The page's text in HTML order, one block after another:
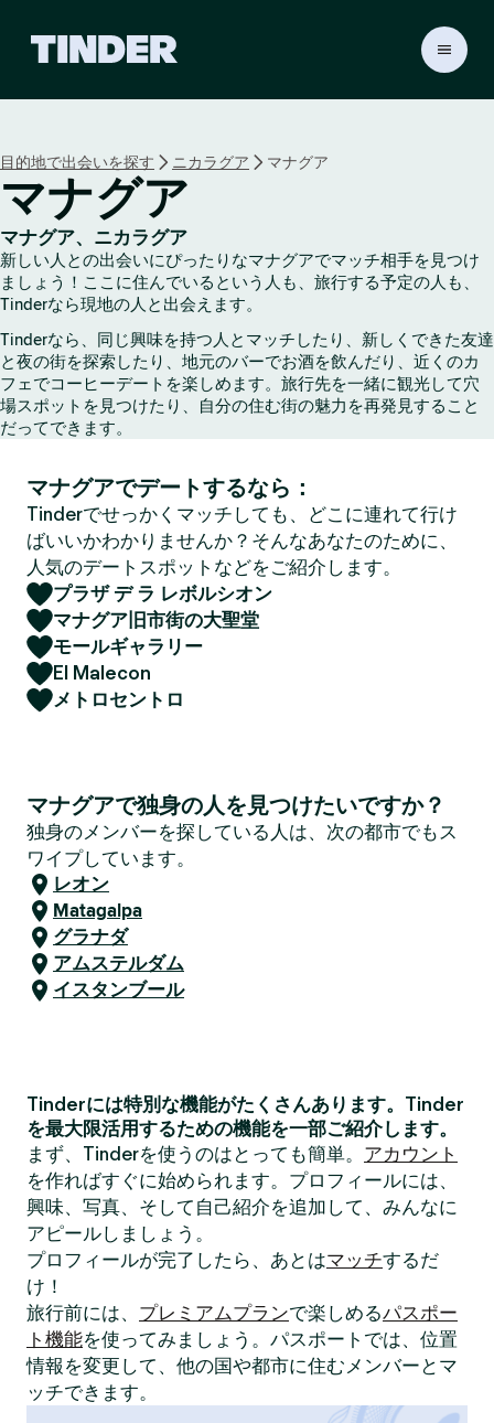
r
ホ
ム
ペ
ー
ジ
目的地で出会いを探す ニカラグア マナグア
マナグア
マナグア、ニカラグア
新しい人との出会いにぴったりなマナグアでマッチ相手を見つけ
ましょう！ここに住んでいるという人も、旅行する予定の人も、
Tinderなら現地の人と出会えます。
Tinderなら、同じ興味を持つ人とマッチしたり、新しくできた友達
と夜の街を探索したり、地元のバーでお酒を飲んだり、近くのカ
フェでコーヒーデートを楽しめます。旅行先を一緒に観光して穴
場スポットを見つけたり、自分の住む街の魅力を再発見すること
だってできます。
マナグアでデートするなら：
Tinderでせっかくマッチしても、どこに連れて行け
ばいいかわかりませんか？そんなあなたのために、
人気のデートスポットなどをご紹介します。
プラザ デ ラ レボルシオン
マナグア旧市街の大聖堂
モールギャラリー
El Malecon
メトロセントロ
マナグアで独身の人を見つけたいですか？
独身のメンバーを探している人は、次の都市でもス
ワイプしています。
レオン
Matagalpa
グラナダ
アムステルダム
イスタンブール
Tinderには特別な機能がたくさんあります。Tinder
を最大限活用するための機能を一部ご紹介します。
まず、Tinderを使うのはとっても簡単。 アカウント
を作ればすぐに始められます。プロフィールには、
興味、写真、そして自己紹介を追加して、みんなに
アピールしましょう。
プロフィールが完了したら、あとはマッチするだ
け！
旅行前には、 プレミアムプランで楽しめるパスポー
ト機能を使ってみましょう。パスポートでは、位置
情報を変更して、他の国や都市に住むメンバーとマ
ッチできます。